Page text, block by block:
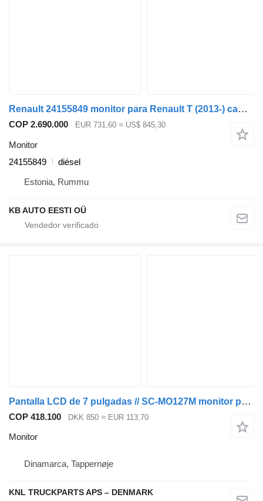
Renault 24155849 monitor para Renault T (2013-) camión
COP 2.690.000 EUR 731,60 ≈ US$ 845,30
Monitor
24155849
diésel
Estonia, Rummu
KB AUTO EESTI OÜ
Pantalla LCD de 7 pulgadas // SC-MO127M monitor para Volvo camión
COP 418.100 DKK 850 ≈ EUR 113,70
Monitor
Dinamarca, Tappernøje
KNL TRUCKPARTS APS – DENMARK